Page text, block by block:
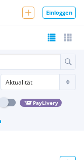
Einloggen
PayLivery